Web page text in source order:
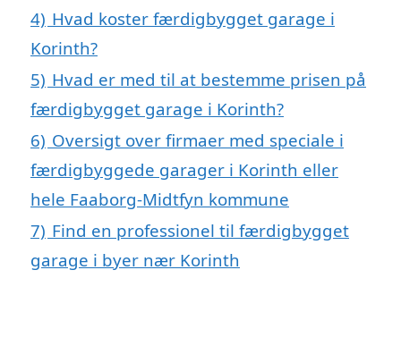
4) Hvad koster færdigbygget garage i
Korinth?
5) Hvad er med til at bestemme prisen på
færdigbygget garage i Korinth?
6) Oversigt over firmaer med speciale i
færdigbyggede garager i Korinth eller
hele Faaborg-Midtfyn kommune
7) Find en professionel til færdigbygget
garage i byer nær Korinth